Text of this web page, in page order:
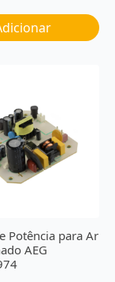
Potência para Ar
AEG